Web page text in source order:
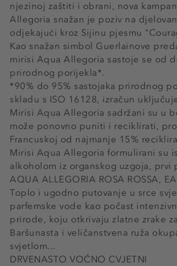
njezinoj zaštiti i obrani, nova
Allegoria snažan je poziv na
odjekajući kroz Sijinu pjesmu
Kao snažan simbol Guerlainove
mirisi Aqua Allegoria sastoje se od
prirodnog porijekla*.
*90% do 95% sastojaka prirodnog
skladu s ISO 16128, izračun
Mirisi Aqua Allegoria sadržani su u
može ponovno puniti i reciklirati,
Francuskoj od najmanje 15%
Mirisi Aqua Allegoria formulirani su
alkoholom iz organskog uzgoja, prvi
AQUA ALLEGORIA ROSA ROSSA,
Toplo i ugodno putovanje u srce
parfemske vode kao počast
prirode, koju otkrivaju zlatne zrake
Baršunasta i veličanstvena ruža
svjetlom...
DRVENASTO VOĆNO CVJETNI